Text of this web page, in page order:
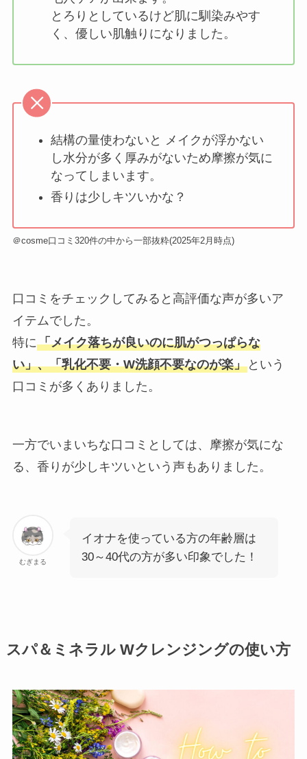
とろりとしているけど肌に馴染みやす
く、優しい肌触りになりました。
結構の量使わないと メイクが浮かない
し水分が多く厚みがないため摩擦が気に
なってしまいます。
香りは少しキツいかな？
＠cosme口コミ320件の中から一部抜粋(2025年2月時点)
口コミをチェックしてみると高評価な声が多いア
イテムでした。
特に「メイク落ちが良いのに肌がつっぱらな
い」、「乳化不要・W洗顔不要なのが楽」という
口コミが多くありました。
一方でいまいちな口コミとしては、摩擦が気にな
る、香りが少しキツいという声もありました。
むぎまる
イオナを使っている方の年齢層は
30～40代の方が多い印象でした！
スパ＆ミネラル Wクレンジングの使い方